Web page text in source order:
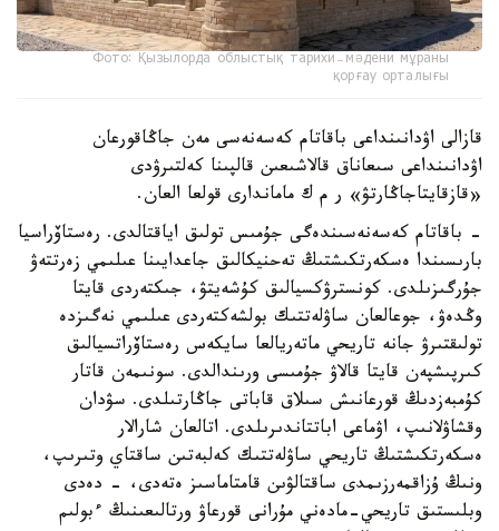
Фото: Қызылорда облыстық тарихи-мәдени мұраны
қорғау орталығы
قازالى اۋدانىنداعى باقاتام كەسەنەسى مەن جاڭاقورعان
اۋدانىنداعى سىعاناق قالاشىعىن قالپىنا كەلتىرۋدى
«قازقايتاجاڭارتۋ» ر م ك ماماندارى قولعا العان.
- باقاتام كەسەنەسىندەگى جۇمىس تولىق اياقتالدى. رەستاۆراسيا
بارىسىندا ەسكەرتكىشتىڭ تەحنيكالىق جاعدايىنا عىلىمي زەرتتەۋ
جۇرگىزىلدى. كونسترۋكسيالىق كۇشەيتۋ، جىكتەردى قايتا
وڭدەۋ، جوعالعان ساۋلەتتىك بولشەكتەردى عىلىمي نەگىزدە
تولىقتىرۋ جانە تاريحي ماتەريالعا سايكەس رەستاۆراتسيالىق
كىرپىشپەن قايتا قالاۋ جۇمىسى ورىندالدى. سونىمەن قاتار
كۇمبەزدىڭ قورعانىش سىلاق قاباتى جاڭارتىلدى. سۋدان
وقشاۋلانىپ، اۋماعى اباتتاندىرىلدى. اتالعان شارالار
ەسكەرتكىشتىڭ تاريحي ساۋلەتتىك كەلبەتىن ساقتاي وتىرىپ،
ونىڭ ۇزاقمەرزىمدى ساقتالۋىن قامتاماسىز ەتەدى، - دەدى
وبلىستىق تاريحي-مادەني مۇرانى قورعاۋ ورتالىعىنىڭ ءبولىم